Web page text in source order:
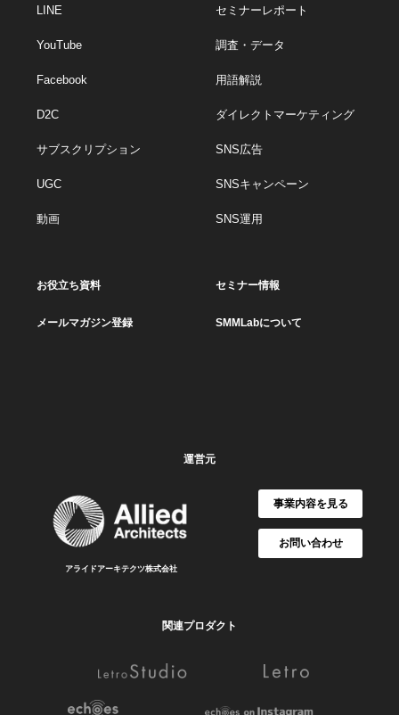
LINE
YouTube
Facebook
D2C
サブスクリプション
UGC
動画
セミナーレポート
調査・データ
用語解説
ダイレクトマーケティング
SNS広告
SNSキャンペーン
SNS運用
お役立ち資料 セミナー情報
メールマガジン登録 SMMLabについて
運営元
アライドアーキテクツ株式会社
事業内容を見る
お問い合わせ
関連プロダクト